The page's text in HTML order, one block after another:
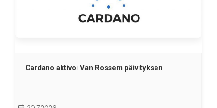
Cardano aktivoi Van Rossem päivityksen